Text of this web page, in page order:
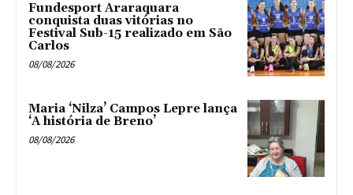
Fundesport Araraquara
conquista duas vitórias no
Festival Sub-15 realizado em São
Carlos
08/08/2026
Maria ‘Nilza’ Campos Lepre lança
‘A história de Breno’
08/08/2026